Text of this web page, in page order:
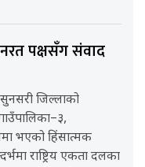
पक्षसँग संवाद
जिल्लाको
भएको हिंसात्मक
राष्ट्रिय एकता दलका